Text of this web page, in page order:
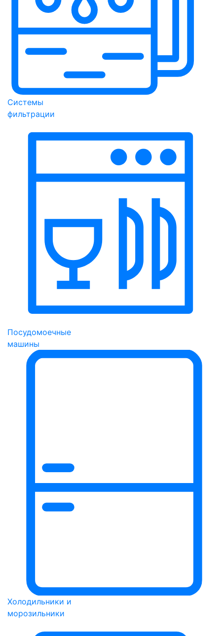
Системы
фильтрации
Посудомоечные
машины
Холодильники и
морозильники